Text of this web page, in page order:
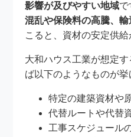
影響が及びやすい地域で
混乱や保険料の高騰、
こると、資材の安定供給
大和ハウス工業が想定
ば以下のようなものが挙
特定の建築資材や
代替ルートや代替
工事スケジュール